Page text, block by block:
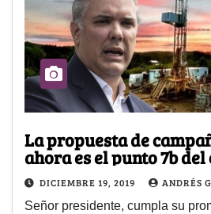
La propuesta de
ahora es el punto 7b
DICIEMBRE 19, 2019 ANDRÉS
Señor presidente, cumpla su